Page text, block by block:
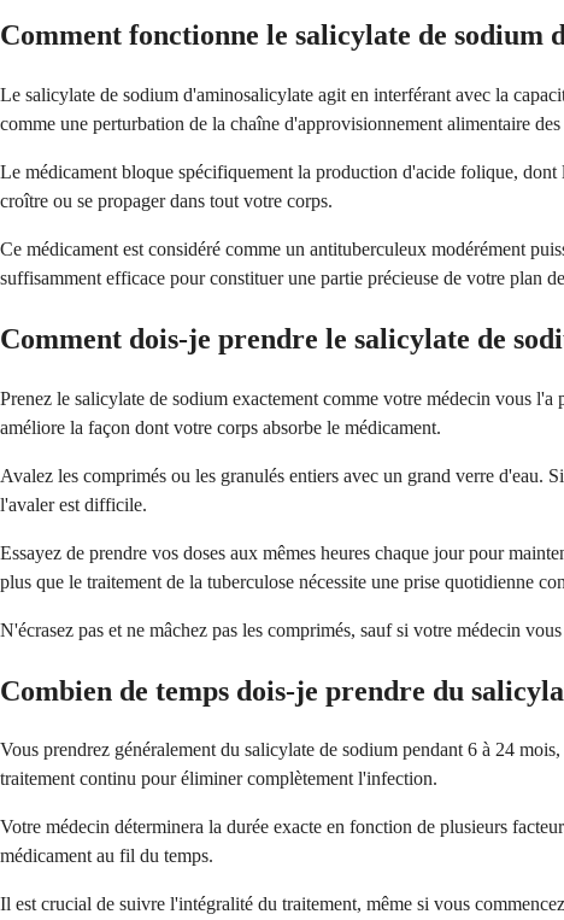
Comment fonctionne le salicylate de sodium
Le salicylate de sodium d'aminosalicylate agit en interférant avec la
comme une perturbation de la chaîne d'approvisionnement alimentaire des
Le médicament bloque spécifiquement la production d'acide folique,
croître ou se propager dans tout votre corps.
Ce médicament est considéré comme un antituberculeux modérément
suffisamment efficace pour constituer une partie précieuse de votre plan
Comment dois-je prendre le salicylate de
Prenez le salicylate de sodium exactement comme votre médecin vous
améliore la façon dont votre corps absorbe le médicament.
Avalez les comprimés ou les granulés entiers avec un grand verre d'eau.
l'avaler est difficile.
Essayez de prendre vos doses aux mêmes heures chaque jour pour
plus que le traitement de la tuberculose nécessite une prise quotidienne
N'écrasez pas et ne mâchez pas les comprimés, sauf si votre médecin
Combien de temps dois-je prendre du
Vous prendrez généralement du salicylate de sodium pendant 6 à 24
traitement continu pour éliminer complètement l'infection.
Votre médecin déterminera la durée exacte en fonction de plusieurs
médicament au fil du temps.
Il est crucial de suivre l'intégralité du traitement, même si vous